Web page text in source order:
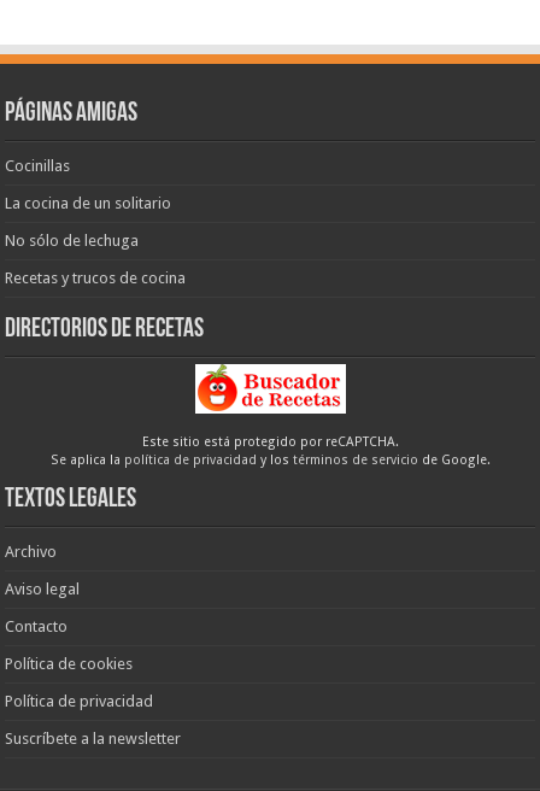
Páginas amigas
Cocinillas
La cocina de un solitario
No sólo de lechuga
Recetas y trucos de cocina
Directorios de recetas
Este sitio está protegido por reCAPTCHA.
Se aplica la política de privacidad y los términos de servicio de Google.
Textos legales
Archivo
Aviso legal
Contacto
Política de cookies
Política de privacidad
Suscríbete a la newsletter